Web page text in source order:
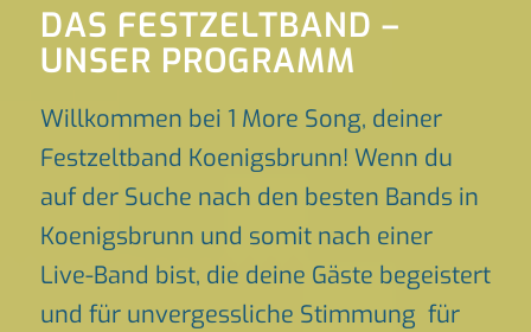
DAS FESTZELTBAND –
UNSER PROGRAMM
Willkommen bei 1 More Song, deiner
Festzeltband Koenigsbrunn! Wenn du
auf der Suche nach den besten Bands in
Koenigsbrunn und somit nach einer
Live-Band bist, die deine Gäste begeistert
und für unvergessliche Stimmung für